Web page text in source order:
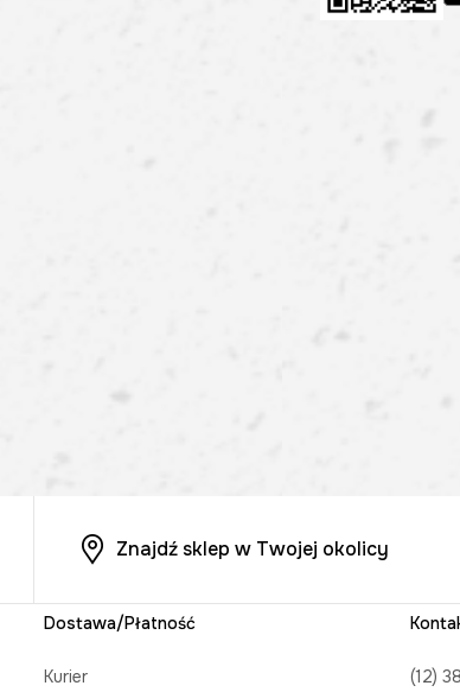
Znajdź sklep w Twojej okolicy
Dostawa/Płatność
Kurier (12)